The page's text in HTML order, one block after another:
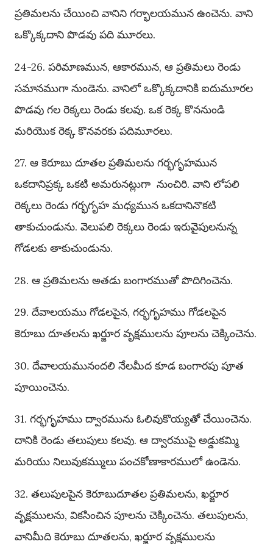
ప్రతిమలను చేయించి వానిని గర్భాలయమున ఉంచెను. వాని
ఒక్కొక్కదాని పొడవు పది మూరలు.
24-26. పరిమాణమున, ఆకారమున, ఆ ప్రతిమలు రెండు
సమానముగా నుండెను. వానిలో ఒక్కొక్కదానికి ఐదుమూరల
పొడవు గల రెక్కలు రెండు కలవు. ఒక రెక్క కొననుండి
మరియొక రెక్క కొనవరకు పదిమూరలు.
27. ఆ కెరూబు దూతల ప్రతిమలను గర్భగృహమున
ఒకదానిప్రక్క ఒకటి అమరునట్లుగా నుంచిరి. వాని లోపలి
రెక్కలు రెండు గర్భగృహ మధ్యమున ఒకదానినొకటి
తాకుచుండును. వెలుపలి రెక్కలు రెండు ఇరువైపులనున్న
గోడలకు తాకుచుండును.
28. ఆ ప్రతిమలను అతడు బంగారముతో పొదిగించెను.
29. దేవాలయము గోడలపైన, గర్భగృహము గోడలపైన
కెరూబు దూతలను ఖర్జూర వృక్షములను పూలను చెక్కించెను.
30. దేవాలయమునందలి నేలమీద కూడ బంగారపు పూత
పూయించెను.
31. గర్భగృహము ద్వారమును ఓలివుకొయ్యతో చేయించెను.
దానికి రెండు తలుపులు కలవు. ఆ ద్వారముపై అడ్డుకమ్మి
మరియు నిలువుకమ్ములు పంచకోణాకారములో ఉండెను.
32. తలుపులపైన కెరూబుదూతల ప్రతిమలను, ఖర్జూర
వృక్షములను, వికసించిన పూలను చెక్కించెను. తలుపులను,
వానిమీది కెరూబు దూతలను, ఖర్జూర వృక్షములను